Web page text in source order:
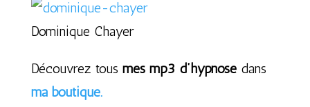
Dominique Chayer
Découvrez tous mes mp3 d’hypnosedans
ma boutique.